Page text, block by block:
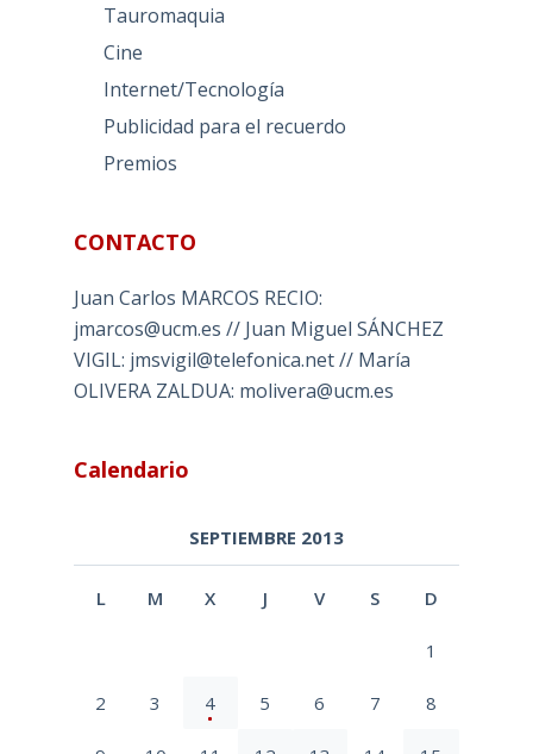
Tauromaquia
Cine
Internet/Tecnología
Publicidad para el recuerdo
Premios
CONTACTO
Juan Carlos MARCOS RECIO:
jmarcos@ucm.es // Juan Miguel SÁNCHEZ
VIGIL: jmsvigil@telefonica.net // María
OLIVERA ZALDUA: molivera@ucm.es
Calendario
SEPTIEMBRE 2013
L M X J V S D
1
2 3 4 5 6 7 8